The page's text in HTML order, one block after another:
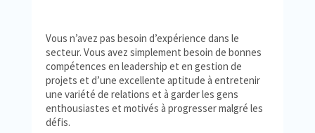
Vous n’avez pas besoin d’expérience dans le
secteur. Vous avez simplement besoin de bonnes
compétences en leadership et en gestion de
projets et d’une excellente aptitude à entretenir
une variété de relations et à garder les gens
enthousiastes et motivés à progresser malgré les
défis.